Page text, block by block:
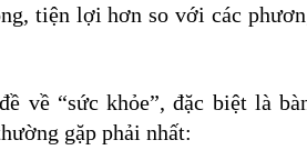
tiện lợi hơn so với các
về “sức khỏe”, đặc biệt là
gặp phải nhất: